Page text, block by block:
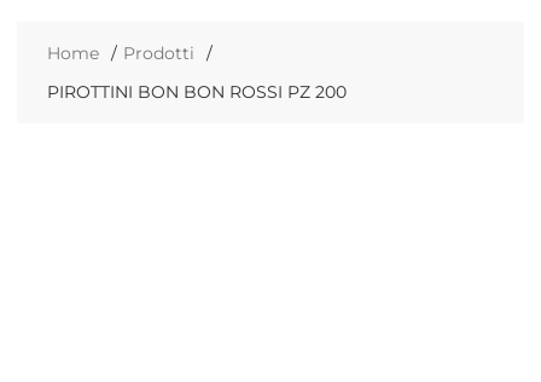
Home
Prodotti
PIROTTINI BON BON ROSSI PZ 200